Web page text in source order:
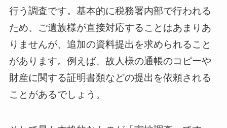
行う調査です。基本的に税務署内部で行われる
ため、ご遺族様が直接対応することはあまりあ
りませんが、追加の資料提出を求められること
があります。例えば、故人様の通帳のコピーや
財産に関する証明書類などの提出を依頼される
ことがあるでしょう。